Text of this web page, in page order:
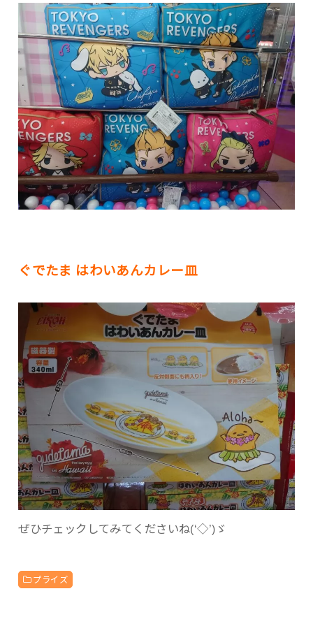
ぐでたま はわいあんカレー皿
ぜひチェックしてみてくださいね(‘◇’)ゞ
プライズ